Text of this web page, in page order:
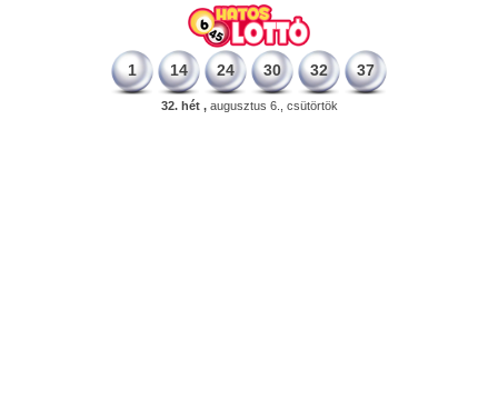
1 14 24 30 32 37
32. hét ,augusztus 6., csütörtök